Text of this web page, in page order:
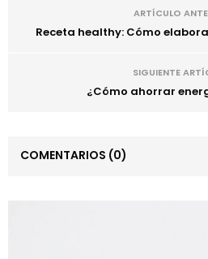
ARTÍCULO
Receta healthy: Cómo
SIGUIENTE
¿Cómo ahorrar
COMENTARIOS (0)